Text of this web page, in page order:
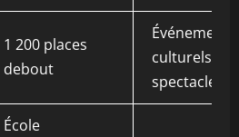
1 200 places
debout
Événements
culturels et
spectacles
École